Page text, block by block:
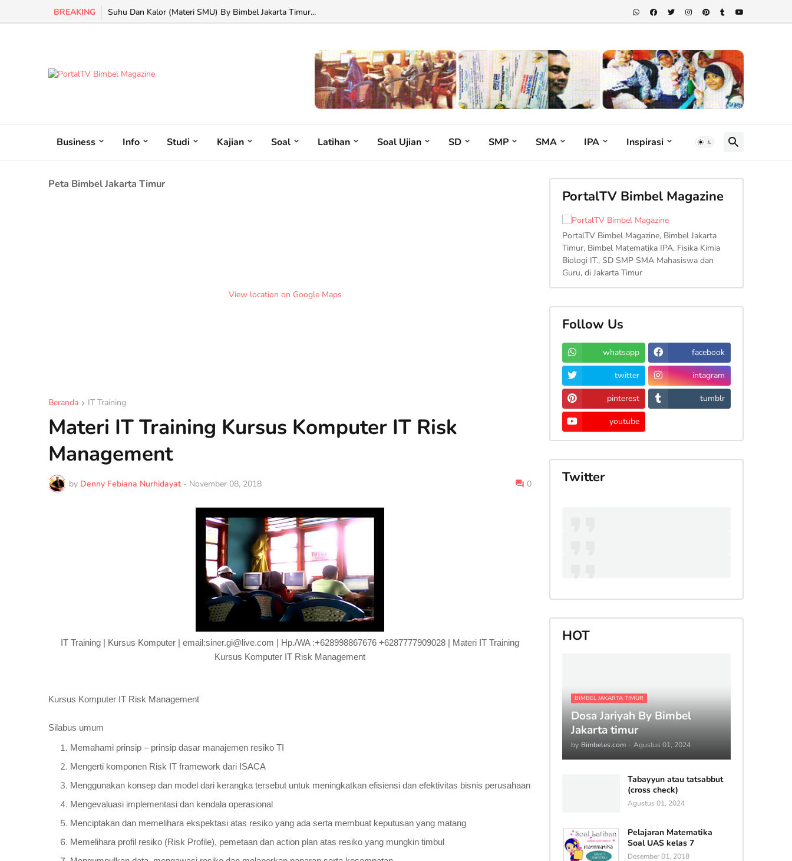
BREAKING Suhu Dan Kalor (Materi SMU) By Bimbel Jakarta Timur...
Business Info Studi Kajian Soal Latihan Soal Ujian SD SMP SMA IPA Inspirasi
Peta Bimbel Jakarta Timur
View location on Google Maps
Beranda IT Training
Materi IT Training Kursus Komputer IT Risk
Management
by Denny Febiana Nurhidayat - November 08, 2018 0
IT Training | Kursus Komputer | email:siner.gi@live.com | Hp./WA :+628998867676 +6287777909028 | Materi IT Training
Kursus Komputer IT Risk Management
Kursus Komputer IT Risk Management
Silabus umum
Memahami prinsip – prinsip dasar manajemen resiko TI
Mengerti komponen Risk IT framework dari ISACA
Menggunakan konsep dan model dari kerangka tersebut untuk meningkatkan efisiensi dan efektivitas bisnis perusahaan
Mengevaluasi implementasi dan kendala operasional
Menciptakan dan memelihara ekspektasi atas resiko yang ada serta membuat keputusan yang matang
Memelihara profil resiko (Risk Profile), pemetaan dan action plan atas resiko yang mungkin timbul
PortalTV Bimbel Magazine
PortalTV Bimbel Magazine, Bimbel Jakarta
Timur, Bimbel Matematika IPA, Fisika Kimia
Biologi IT., SD SMP SMA Mahasiswa dan
Guru, di Jakarta Timur
Follow Us
whatsapp facebook
twitter intagram
pinterest tumblr
youtube
Twitter
HOT
BIMBEL JAKARTA TIMUR
Dosa Jariyah By Bimbel
Jakarta timur
by Bimbeles.com - Agustus 01, 2024
Tabayyun atau tatsabbut
(cross check)
Agustus 01, 2024
Pelajaran Matematika
Soal UAS kelas 7
Desember 01, 2018